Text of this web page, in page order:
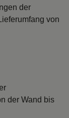
der
von
der Wand bis